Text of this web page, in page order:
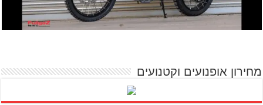
מחירון אופנועים וקטנועים